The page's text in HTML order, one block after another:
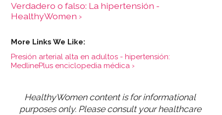
Verdadero o falso: La hipertensión -
HealthyWomen ›
Presión arterial alta en adultos - hipertensión:
MedlinePlus enciclopedia médica ›
HealthyWomen content is for informational
purposes only. Please consult your healthcare